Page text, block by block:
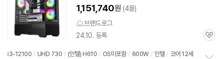
1,151,740원 (4몰)
브랜드로그
24.10. 등록
관
i3-12100 / UHD 730 / (인텔) H610 / OS미포함 / 600W / 인텔 / 코어 12세